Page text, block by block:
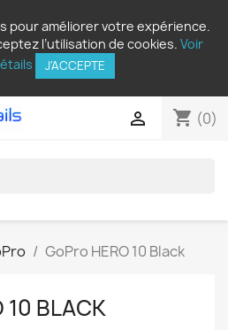
pour améliorer votre expérience.
l’utilisation de cookies. Voir
J'ACCEPTE
shopping_cart (0)

GoPro HERO 10 Black
10 BLACK